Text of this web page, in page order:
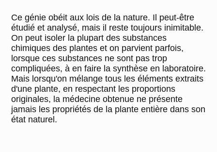
Ce génie obéit aux lois de la nature. Il peut-être
étudié et analysé, mais il reste toujours inimitable.
On peut isoler la plupart des substances
chimiques des plantes et on parvient parfois,
lorsque ces substances ne sont pas trop
compliquées, à en faire la synthèse en laboratoire.
Mais lorsqu'on mélange tous les éléments extraits
d'une plante, en respectant les proportions
originales, la médecine obtenue ne présente
jamais les propriétés de la plante entière dans son
état naturel.